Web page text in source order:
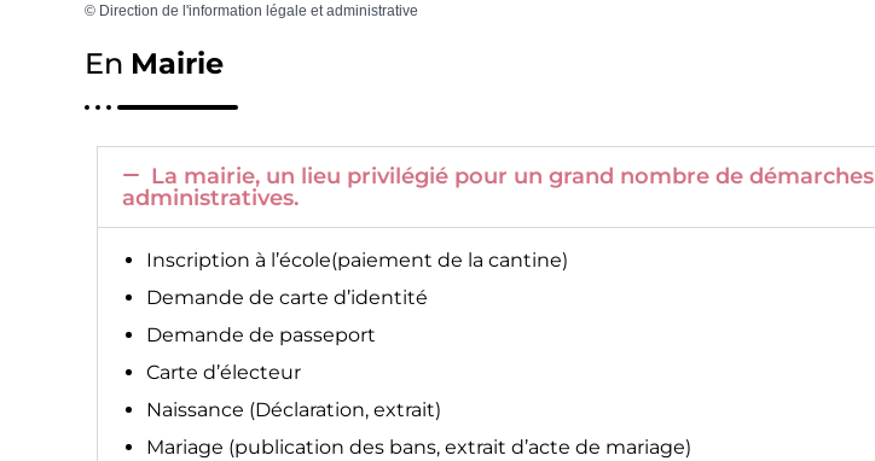
© Direction de l'information légale et administrative
En Mairie
La mairie, un lieu privilégié pour un grand nombre de démarches
administratives.
Inscription à l’école(paiement de la cantine)
Demande de carte d’identité
Demande de passeport
Carte d’électeur
Naissance (Déclaration, extrait)
Mariage (publication des bans, extrait d’acte de mariage)